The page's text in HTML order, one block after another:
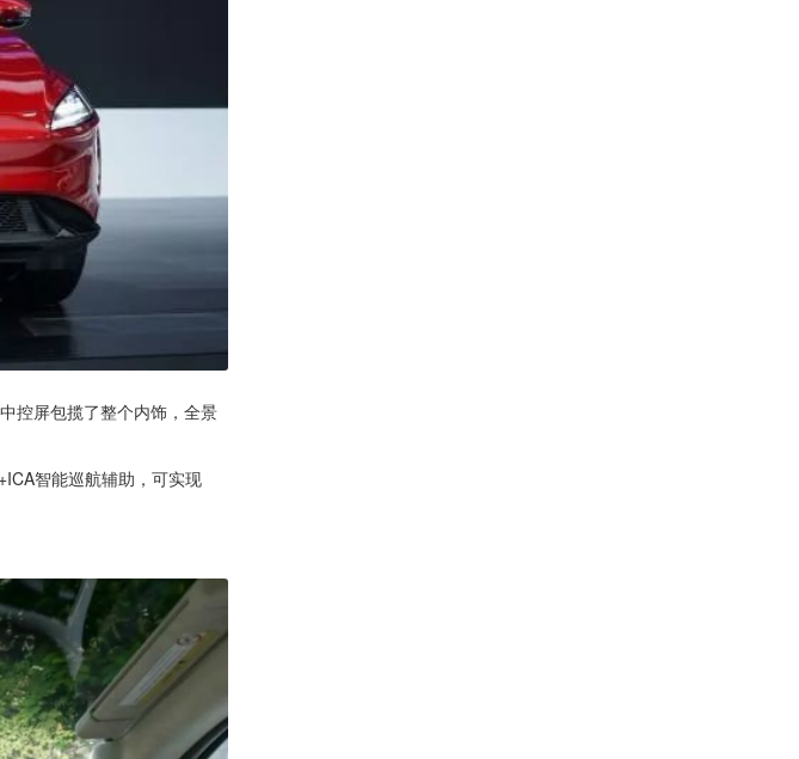
控屏包揽了整个内饰，全景
智能巡航辅助，可实现